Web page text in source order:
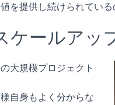
を提供し続けられている
ケールアッ
大規模プロジェクト
自身もよく分からな